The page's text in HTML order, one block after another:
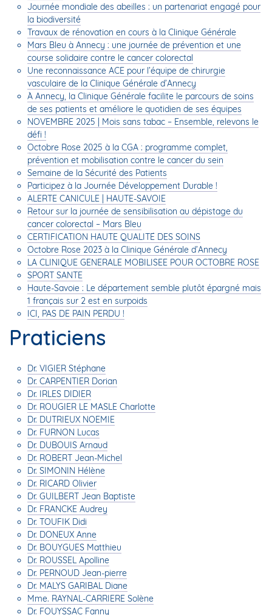
Journée mondiale des abeilles : un partenariat engagé pour
la biodiversité
Travaux de rénovation en cours à la Clinique Générale
Mars Bleu à Annecy : une journée de prévention et une
course solidaire contre le cancer colorectal
Une reconnaissance ACE pour l’équipe de chirurgie
vasculaire de la Clinique Générale d’Annecy
À Annecy, la Clinique Générale facilite le parcours de soins
de ses patients et améliore le quotidien de ses équipes
NOVEMBRE 2025 | Mois sans tabac – Ensemble, relevons le
défi !
Octobre Rose 2025 à la CGA : programme complet,
prévention et mobilisation contre le cancer du sein
Semaine de la Sécurité des Patients
Participez à la Journée Développement Durable !
ALERTE CANICULE | HAUTE-SAVOIE
Retour sur la journée de sensibilisation au dépistage du
cancer colorectal – Mars Bleu
CERTIFICATION HAUTE QUALITÉ DES SOINS
Octobre Rose 2023 à la Clinique Générale d’Annecy
LA CLINIQUE GENERALE MOBILISEE POUR OCTOBRE ROSE
SPORT SANTE
Haute-Savoie : Le département semble plutôt épargné mais
1 français sur 2 est en surpoids
ICI, PAS DE PAIN PERDU !
Praticiens
Dr. VIGIER Stéphane
Dr. CARPENTIER Dorian
Dr. IRLES DIDIER
Dr. ROUGIER LE MASLE Charlotte
Dr. DUTRIEUX NOEMIE
Dr. FURNON Lucas
Dr. DUBOUIS Arnaud
Dr. ROBERT Jean-Michel
Dr. SIMONIN Hélène
Dr. RICARD Olivier
Dr. GUILBERT Jean Baptiste
Dr. FRANCKE Audrey
Dr. TOUFIK Didi
Dr. DONEUX Anne
Dr. BOUYGUES Matthieu
Dr. ROUSSEL Apolline
Dr. PERNOUD Jean-pierre
Dr. MALYS GARIBAL Diane
Mme. RAYNAL-CARRIERE Solène
Dr. FOUYSSAC Fanny